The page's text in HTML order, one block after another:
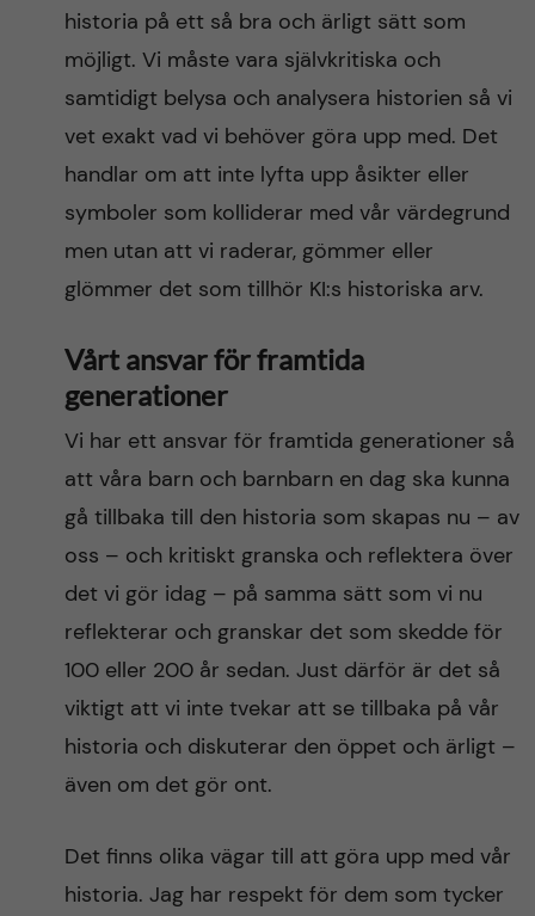
historia på ett så bra och ärligt sätt som
möjligt. Vi måste vara självkritiska och
samtidigt belysa och analysera historien så vi
vet exakt vad vi behöver göra upp med. Det
handlar om att inte lyfta upp åsikter eller
symboler som kolliderar med vår värdegrund
men utan att vi raderar, gömmer eller
glömmer det som tillhör KI:s historiska arv.
Vårt ansvar för framtida
generationer
Vi har ett ansvar för framtida generationer så
att våra barn och barnbarn en dag ska kunna
gå tillbaka till den historia som skapas nu – av
oss – och kritiskt granska och reflektera över
det vi gör idag – på samma sätt som vi nu
reflekterar och granskar det som skedde för
100 eller 200 år sedan. Just därför är det så
viktigt att vi inte tvekar att se tillbaka på vår
historia och diskuterar den öppet och ärligt –
även om det gör ont.
Det finns olika vägar till att göra upp med vår
historia. Jag har respekt för dem som tycker